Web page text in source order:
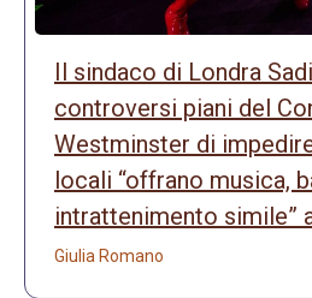
Il sindaco di Londra
controversi piani del
Westminster di
locali “offrano musica,
intrattenimento simile”
Giulia Romano